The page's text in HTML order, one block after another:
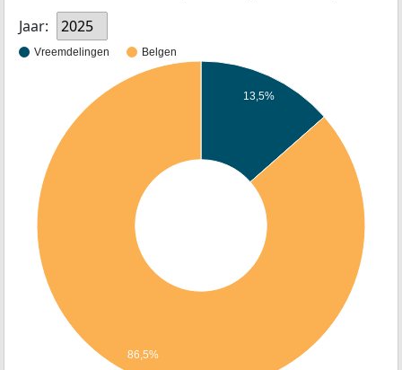
Jaar:
2025
Vreemdelingen Belgen
13,5%
86,5%